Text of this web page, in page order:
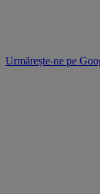
Urmărește-ne pe